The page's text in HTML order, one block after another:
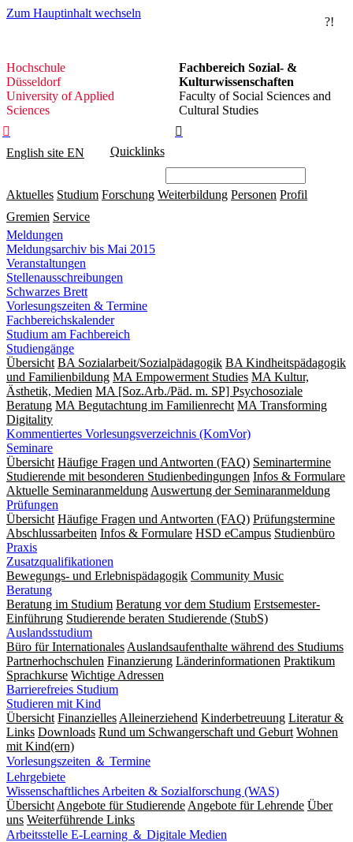
Zum Hauptinhalt wechseln
?!
Hochschule
Düsseldorf
Hochschule
Düsseldorf
University of Applied
Sciences
Fachbereich Sozial- &
Kulturwissenschaften
Faculty of Social Sciences and
Cultural Studies


English site EN Quicklinks
Aktuelles Studium Forschung Weiterbildung Personen Profil
Gremien Service
Meldungen
Meldungsarchiv bis Mai 2015
Veranstaltungen
Stellenausschreibungen
Schwarzes Brett
Vorlesungszeiten & Termine
Fachbereichskalender
Studium am Fachbereich
Studiengänge
Übersicht BA Sozialarbeit/Sozialpädagogik BA Kindheitspädagogik
und Familienbildung MA Empowerment Studies MA Kultur,
Ästhetik, Medien MA [Soz.Arb./Päd. m. SP] Psychosoziale
Beratung MA Begut­ach­tung im Fami­lien­recht MA Transforming
Digitality
Kommentiertes Vorlesungsverzeichnis (KomVor)
Seminare
Übersicht Häufige Fragen und Antworten (FAQ) Seminartermine
Studierende mit besonderen Studienbedingungen Infos & Formulare
Aktuelle Seminaranmeldung Auswertung der Seminaranmeldung
Prüfungen
Übersicht Häufige Fragen und Antworten (FAQ) Prüfungstermine
Abschlussarbeiten Infos & Formulare HSD eCampus Studienbüro
Praxis
Zusatzqualifikationen
Bewegungs- und Erlebnispädagogik Community Music
Beratung
Beratung im Studium Beratung vor dem Studium Erstsemester-
Einführung Studierende beraten Studierende (StubS)
Auslandsstudium
Büro für Internationales Auslandsaufenthalte während des Studiums
Partnerhochschulen Finanzierung Länderinformationen Praktikum
Sprachkurse Wichtige Adressen
Barrierefreies Studium
Studieren mit Kind
Übersicht Finanzielles Alleinerziehend Kinderbetreuung Literatur &
Links Downloads Rund um Schwangerschaft und Geburt Wohnen
mit Kind(ern)
Vorlesungszeiten ＆ Termine
Lehrgebiete
Wissenschaftliches Arbeiten & Sozialforschung (WAS)
Übersicht Angebote für Studierende Angebote für Lehrende Über
uns Weiterführende Links
Arbeitsstelle E-Learning ＆ Digitale Medien